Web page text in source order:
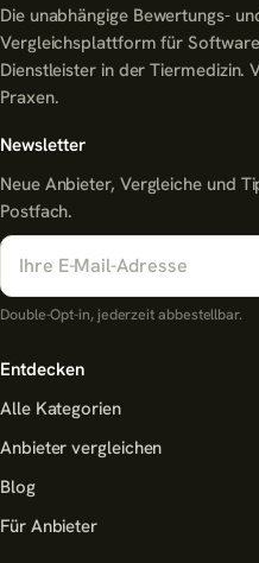
Die unabhängige Bewertungs-
Vergleichsplattform für
Dienstleister in der Tiermedizin.
Praxen.
Newsletter
Neue Anbieter, Vergleiche und
Postfach.
Double-Opt-in, jederzeit abbestellbar.
Entdecken
Alle Kategorien
Anbieter vergleichen
Blog
Für Anbieter